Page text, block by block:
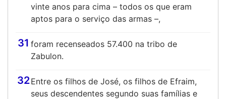
vinte anos para cima – todos os que eram
aptos para o serviço das armas –,
31 foram recenseados 57.400 na tribo de
Zabulon.
32Entre os filhos de José, os filhos de Efraim,
seus descendentes segundo suas famílias e